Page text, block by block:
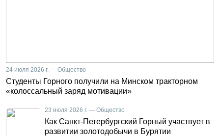
24 июля 2026 г. — Общество
Студенты Горного получили на Минском тракторном
«колоссальный заряд мотивации»
23 июля 2026 г. — Общество
Как Санкт-Петербургский Горный участвует в
развитии золотодобычи в Бурятии